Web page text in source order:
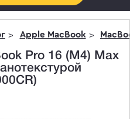
Apple MacBook
Pro 16 (M4) Max